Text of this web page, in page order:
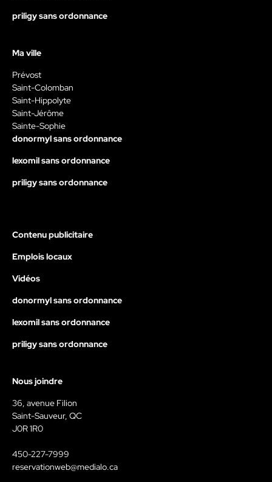
priligy sans ordonnance
Ma ville
Prévost
Saint-Colomban
Saint-Hippolyte
Saint-Jérôme
Sainte-Sophie
donormyl sans ordonnance
lexomil sans ordonnance
priligy sans ordonnance
Contenu publicitaire
Emplois locaux
Vidéos
donormyl sans ordonnance
lexomil sans ordonnance
priligy sans ordonnance
Nous joindre
36, avenue Filion
Saint-Sauveur, QC
J0R 1R0
450-227-7999
reservationweb@medialo.ca